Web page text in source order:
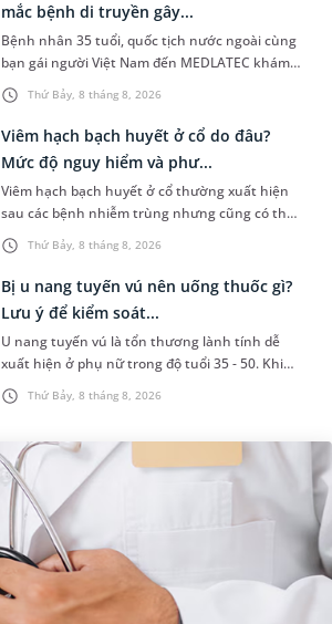
Thứ Bảy, 8 tháng 8, 2026
mắc bệnh di truyền gây...
Bệnh nhân 35 tuổi, quốc tịch nước ngoài cùng
bạn gái người Việt Nam đến MEDLATEC khám
sức khỏe tiền hôn nhân. Qua thăm khám và
làm các xét nghiệm chuyên sâu,...
Thứ Bảy, 8 tháng 8, 2026
Viêm hạch bạch huyết ở cổ do đâu?
Mức độ nguy hiểm và phư...
Viêm hạch bạch huyết ở cổ thường xuất hiện
sau các bệnh nhiễm trùng nhưng cũng có thể
liên quan đến lao hạch hoặc ung thư. Để tìm
hiểu nguyên nhân gây viêm,...
Thứ Bảy, 8 tháng 8, 2026
Bị u nang tuyến vú nên uống thuốc gì?
Lưu ý để kiểm soát...
U nang tuyến vú là tổn thương lành tính dễ
xuất hiện ở phụ nữ trong độ tuổi 35 - 50. Khi
được chẩn đoán mắc bệnh, nhiều người
thường băn khoăn u nang tuyến v...